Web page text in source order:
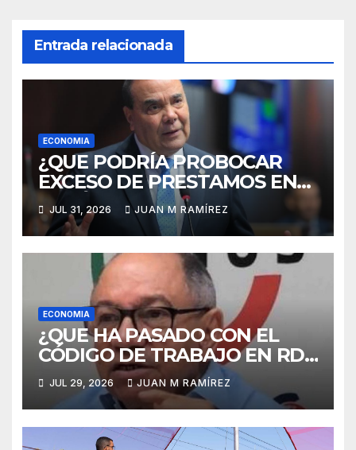
Entrada relacionada
ECONOMIA
¿QUE PODRÍA PROBOCAR
EXCESO DE PRESTAMOS EN
REPÚBLICA DOMINICANA?El
diputado Alcibíades Tavárez
respone con advertencia
JUL 31, 2026 JUAN M RAMÍREZ
ECONOMIA
¿QUE HA PASADO CON EL
CÓDIGO DE TRABAJO EN RD?
Rafael Abrey señala que seis
intentos de eliminar la
cesantía fracasan
JUL 29, 2026 JUAN M RAMÍREZ